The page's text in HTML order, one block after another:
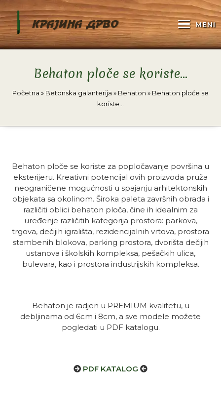
KRAJINA DRVO MENI
Behaton ploče se koriste…
Početna » Betonska galanterija » Behaton » Behaton ploče se
koriste…
Behaton ploče se koriste za popločavanje površina u
eksterijeru. Kreativni potencijal ovih proizvoda pruža
neograničene mogućnosti u spajanju arhitektonskih
objekata sa okolinom. Široka paleta završnih obrada i
različiti oblici behaton ploča, čine ih idealnim za
uređenje različitih kategorija prostora: parkova,
trgova, dečijih igrališta, rezidencijalnih vrtova, prostora
stambenih blokova, parking prostora, dvorišta dečijih
ustanova i školskih kompleksa, pešačkih ulica,
bulevara, kao i prostora industrijskih kompleksa.
Behaton je radjen u PREMIUM kvalitetu, u
debljinama od 6cm i 8cm, a sve modele možete
pogledati u PDF katalogu.
PDF KATALOG